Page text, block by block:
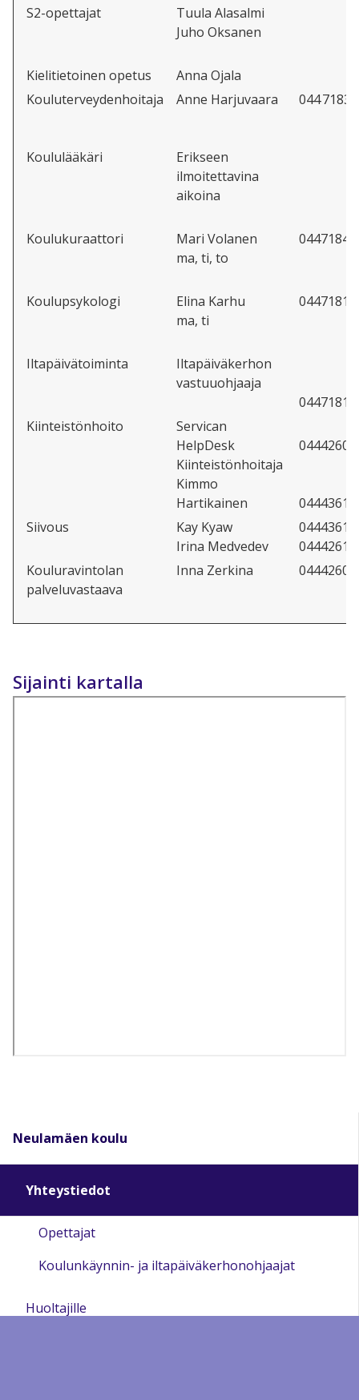
S2-opettajat
Tuula Alasalmi
Juho Oksanen
Kielitietoinen opetus
Anna Ojala
Kouluterveydenhoitaja
Koululääkäri
Anne Harjuvaara
Erikseen
ilmoitettavina
aikoina
044
Koulukuraattori
Mari Volanen
ma, ti, to
Koulupsykologi
Elina Karhu
ma, ti
Iltapäivätoiminta
Iltapäiväkerhon
vastuuohjaaja
Kiinteistönhoito
Servican
HelpDesk
Kiinteistönhoitaja
Kimmo
Hartikainen
Siivous
Kay Kyaw
Irina Medvedev
Kouluravintolan
palveluvastaava
Inna Zerkina
Sijainti kartalla
Neulamäen koulu
Yhteystiedot
Opettajat
Koulunkäynnin- ja iltapäiväkerhonohjaajat
Huoltajille